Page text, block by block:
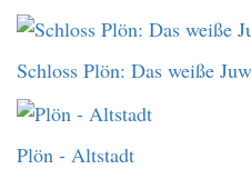
Schloss Plön: Das weiße
Plön - Altstadt